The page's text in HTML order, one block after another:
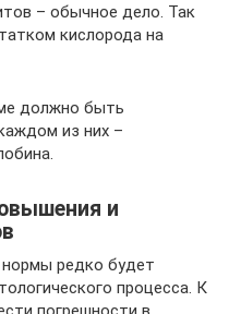
– обычное дело. Так
кислорода на
должно быть
из них –
и
редко будет
процесса. К